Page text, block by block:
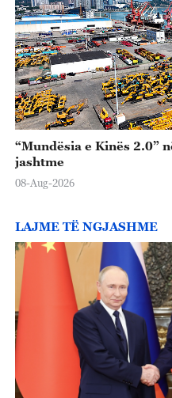
“Mundësia e Kinës 2.0”
jashtme
08-Aug-2026
LAJME TË NGJASHME